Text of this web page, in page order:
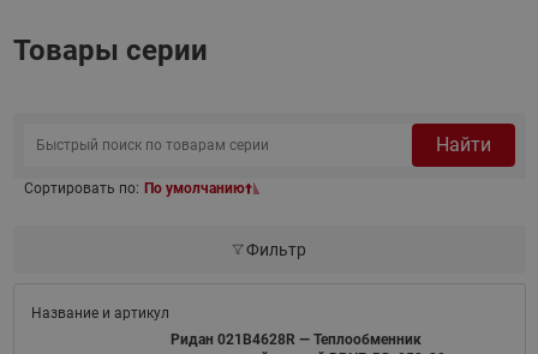
Товары серии
Найти
Сортировать по: По умолчанию
Фильтр
Ридан 021B4628R — Теплообменник